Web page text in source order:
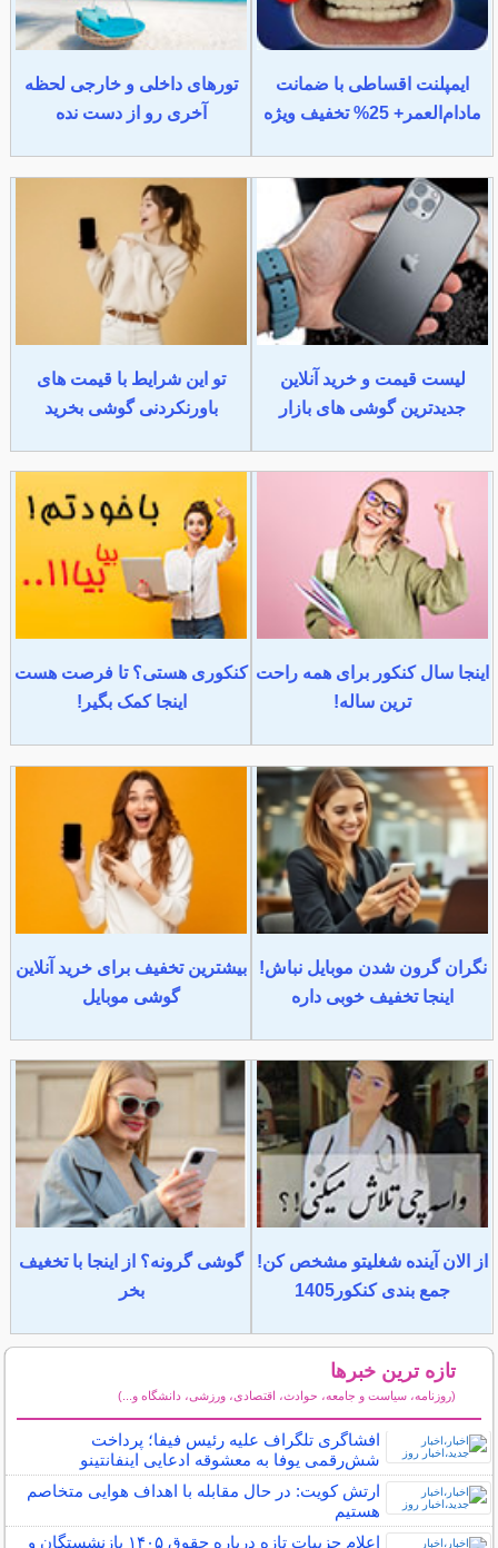
ایمپلنت اقساطی با ضمانت
مادام‌العمر+ 25% تخفیف ویژه
تورهای داخلی و خارجی لحظه
آخری رو از دست نده
لیست قیمت و خرید آنلاین
جدیدترین گوشی های بازار
تو این شرایط با قیمت های
باورنکردنی گوشی بخرید
اینجا سال کنکور برای همه راحت
ترین ساله!
کنکوری هستی؟ تا فرصت هست
اینجا کمک بگیر!
نگران گرون شدن موبایل نباش!
اینجا تخفیف خوبی داره
بیشترین تخفیف برای خرید آنلاین
گوشی موبایل
از الان آینده شغلیتو مشخص کن!
جمع بندی کنکور1405
گوشی گرونه؟ از اینجا با تخغیف
بخر
تازه ترین خبرها
(روزنامه، سیاست و جامعه، حوادث، اقتصادی، ورزشی، دانشگاه و...)
افشاگری تلگراف علیه رئیس فیفا؛ پرداخت
شش‌رقمی یوفا به معشوقه ادعایی اینفانتینو
ارتش کویت: در حال مقابله با اهداف هوایی متخاصم
هستیم
اعلام جزییات تازه درباره حقوق ۱۴۰۵ بازنشستگان و